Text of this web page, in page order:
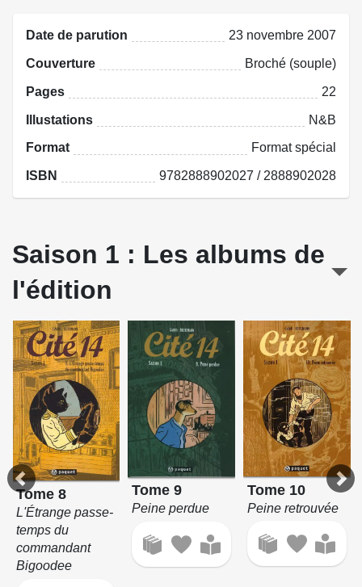
Date de parution 23 novembre 2007
Couverture Broché (souple)
Pages 22
Illustations N&B
Format Format spécial
ISBN 9782888902027 / 2888902028
Saison 1 : Les albums de
l'édition
Tome 8
L'Étrange passe-
temps du
commandant
Bigoodee
Tome 9
Peine perdue
Tome 10
Peine retrouvée